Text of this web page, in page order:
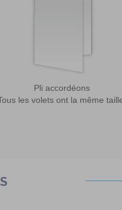
Pli accordéons
les volets ont la même